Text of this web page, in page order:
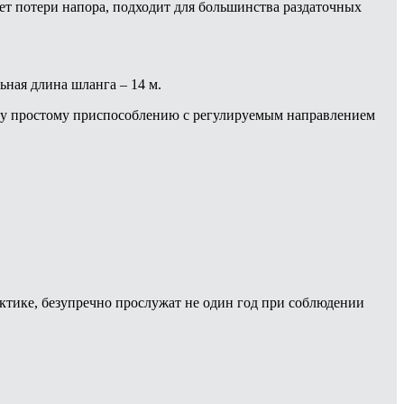
потери напора, подходит для большинства раздаточных
длина шланга – 14 м.
простому приспособлению с регулируемым направлением
безупречно прослужат не один год при соблюдении